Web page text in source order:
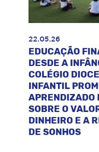
22.05.26
EDUCAÇÃO
DESDE A
COLÉGIO
INFANTIL
APRENDIZADO
SOBRE O
DINHEIRO E A
DE SONHOS